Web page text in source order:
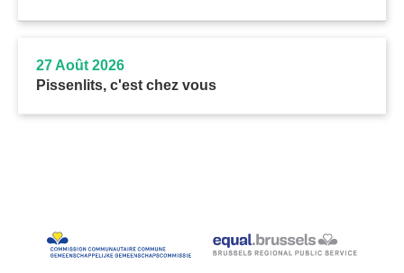
27 Août 2026
Pissenlits, c'est chez vous